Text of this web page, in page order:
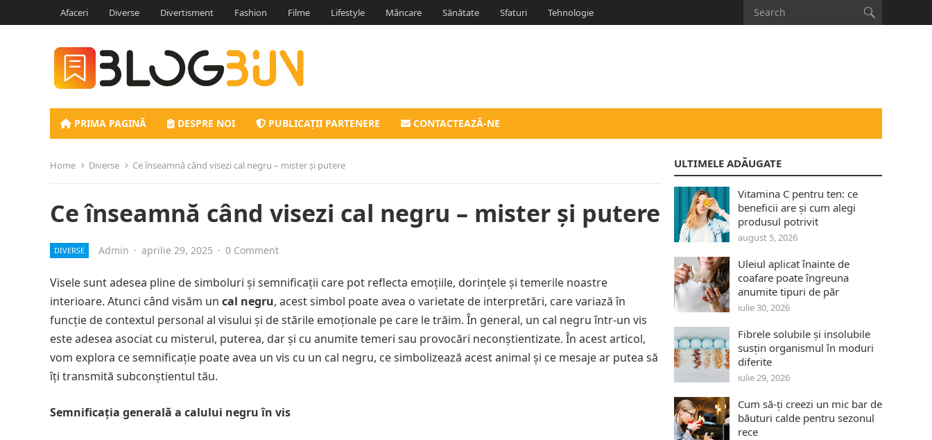
Afaceri Diverse Divertisment Fashion Filme Lifestyle Mâncare Sănătate Sfaturi Tehnologie
PRIMA PAGINĂ DESPRE NOI PUBLICAȚII PARTENERE CONTACTEAZĂ-NE
Home Diverse Ce înseamnă când visezi cal negru – mister și putere
Ce înseamnă când visezi cal negru – mister și putere
DIVERSE Admin · aprilie 29, 2025 · 0 Comment
Visele sunt adesea pline de simboluri și semnificații care pot reflecta emoțiile, dorințele și temerile noastre
interioare. Atunci când visăm un cal negru, acest simbol poate avea o varietate de interpretări, care variază în
funcție de contextul personal al visului și de stările emoționale pe care le trăim. În general, un cal negru într-un vis
este adesea asociat cu misterul, puterea, dar și cu anumite temeri sau provocări neconștientizate. În acest articol,
vom explora ce semnificație poate avea un vis cu un cal negru, ce simbolizează acest animal și ce mesaje ar putea să
îți transmită subconștientul tău.
Semnificația generală a calului negru în vis
ULTIMELE ADĂUGATE
Vitamina C pentru ten: ce
beneficii are și cum alegi
produsul potrivit
august 5, 2026
Uleiul aplicat înainte de
coafare poate îngreuna
anumite tipuri de păr
iulie 30, 2026
Fibrele solubile și insolubile
susțin organismul în moduri
diferite
iulie 29, 2026
Cum să-ți creezi un mic bar de
băuturi calde pentru sezonul
rece